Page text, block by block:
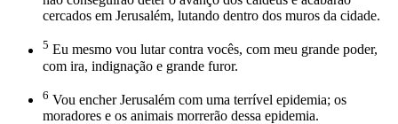
cercados em Jerusalém, lutando dentro dos muros da cidade.
5 Eu mesmo vou lutar contra vocês, com meu grande poder,
com ira, indignação e grande furor.
6 Vou encher Jerusalém com uma terrível epidemia; os
moradores e os animais morrerão dessa epidemia.